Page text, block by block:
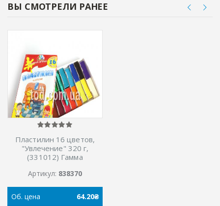
ВЫ СМОТРЕЛИ РАНЕЕ
Пластилин 16 цветов,
"Увлечение" 320 г,
(331012) Гамма
Артикул: 838370
Об. цена 64.20₴